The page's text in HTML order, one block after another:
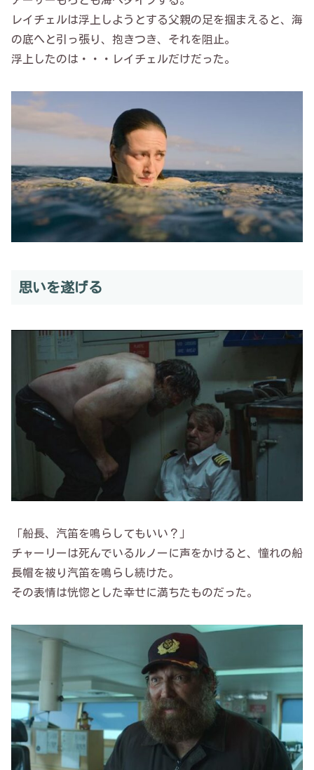
レイチェルは浮上しようとする父親の足を掴まえると、海
の底へと引っ張り、抱きつき、それを阻止。
浮上したのは・・・レイチェルだけだった。
思いを遂げる
「船長、汽笛を鳴らしてもいい？」
チャーリーは死んでいるルノーに声をかけると、憧れの船
長帽を被り汽笛を鳴らし続けた。
その表情は恍惚とした幸せに満ちたものだった。